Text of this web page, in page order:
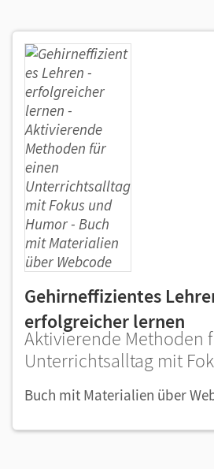
Gehirneffizientes
erfolgreicher lernen
Aktivierende Methoden
Unterrichtsalltag mit
Buch mit Materialien über